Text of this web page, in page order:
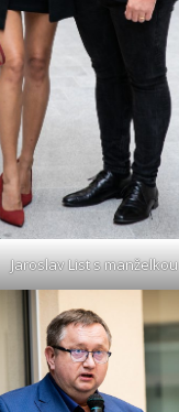
Jaroslav List s manželkou